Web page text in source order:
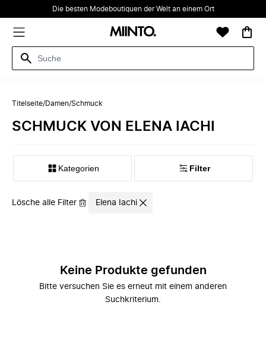
Die besten Modeboutiquen der Welt an einem Ort
Titelseite/Damen/Schmuck
SCHMUCK VON ELENA IACHI
Kategorien Filter
Lösche alle Filter Elena Iachi
Keine Produkte gefunden
Bitte versuchen Sie es erneut mit einem anderen
Suchkriterium.